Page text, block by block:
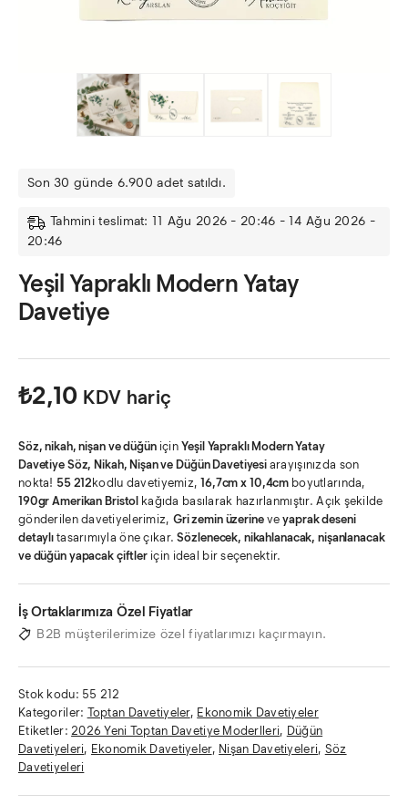
Son 30 günde 6.900 adet satıldı.
Tahmini teslimat: 11 Ağu 2026 - 20:46 - 14 Ağu 2026 -
20:46
Yeşil Yapraklı Modern Yatay
Davetiye
₺2,10 KDV hariç
Söz, nikah, nişan ve düğüniçinYeşil Yapraklı Modern Yatay
DavetiyeSöz, Nikah, Nişan ve Düğün Davetiyesi arayışınızda son
nokta! 55 212 kodlu davetiyemiz, 16,7cm x 10,4cm boyutlarında,
190gr Amerikan Bristol kağıda basılarak hazırlanmıştır. Açık şekilde
gönderilen davetiyelerimiz, Gri zemin üzerine veyaprak deseni
detaylı tasarımıyla öne çıkar.Sözlenecek, nikahlanacak, nişanlanacak
ve düğün yapacak çiftleriçin ideal bir seçenektir.
İş Ortaklarımıza Özel Fiyatlar
B2B müşterilerimize özel fiyatlarımızı kaçırmayın.
Stok kodu: 55 212
Kategoriler: Toptan Davetiyeler, Ekonomik Davetiyeler
Etiketler:2026 Yeni Toptan Davetiye Moderlleri, Düğün
Davetiyeleri, Ekonomik Davetiyeler, Nişan Davetiyeleri, Söz
Davetiyeleri